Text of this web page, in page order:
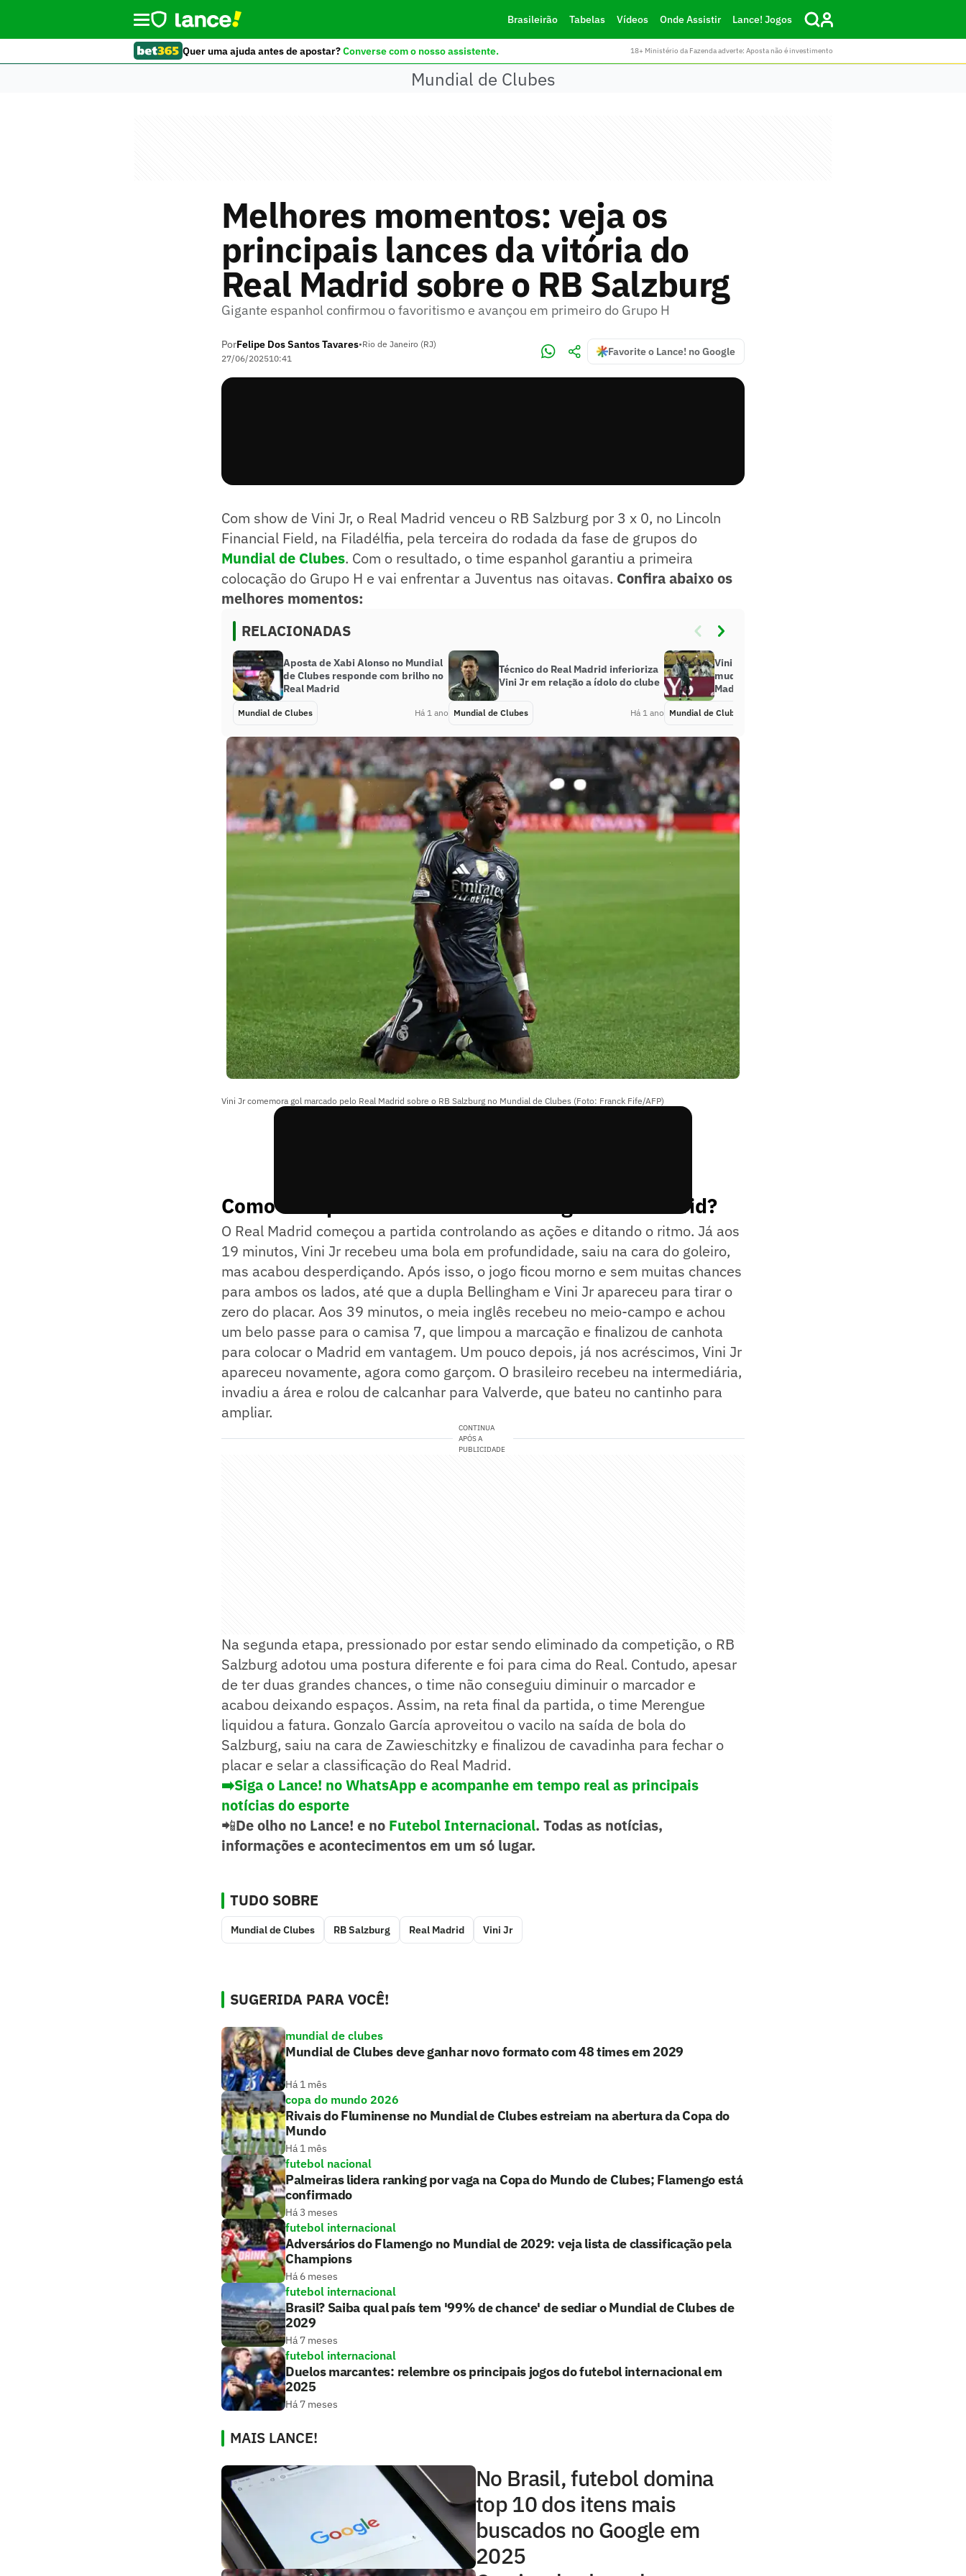
Brasileirão Tabelas Vídeos Onde Assistir Lance! Jogos
Quer uma ajuda antes de apostar?Converse com o nosso assistente. 18+ Ministério da Fazenda adverte: Aposta não é investimento
Mundial de Clubes
Melhores momentos: veja os
principais lances da vitória do
Real Madrid sobre o RB Salzburg
Gigante espanhol confirmou o favoritismo e avançou em primeiro do Grupo H
PorFelipe Dos Santos Tavares•Rio de Janeiro (RJ)
27/06/202510:41
Favorite o Lance! no Google
Com show de Vini Jr, o Real Madrid venceu o RB Salzburg por 3 x 0, no Lincoln
Financial Field, na Filadélfia, pela terceira do rodada da fase de grupos do
Mundial de Clubes. Com o resultado, o time espanhol garantiu a primeira
colocação do Grupo H e vai enfrentar a Juventus nas oitavas. Confira abaixo os
melhores momentos:
RELACIONADAS
Aposta de Xabi Alonso no Mundial
de Clubes responde com brilho no
Real Madrid
Mundial de Clubes Há 1 ano
Técnico do Real Madrid inferioriza
Vini Jr em relação a ídolo do clube
Mundial de Clubes Há 1 ano
Vini Jr cita Ancelotti e elogia
mudança com Xabi Alonso no Real
Madrid
Mundial de Clubes
Vini Jr comemora gol marcado pelo Real Madrid sobre o RB Salzburg no Mundial de Clubes (Foto: Franck Fife/AFP)
Como foi a partida entre RB Salzburg e Real Madrid?
O Real Madrid começou a partida controlando as ações e ditando o ritmo. Já aos
19 minutos, Vini Jr recebeu uma bola em profundidade, saiu na cara do goleiro,
mas acabou desperdiçando. Após isso, o jogo ficou morno e sem muitas chances
para ambos os lados, até que a dupla Bellingham e Vini Jr apareceu para tirar o
zero do placar. Aos 39 minutos, o meia inglês recebeu no meio-campo e achou
um belo passe para o camisa 7, que limpou a marcação e finalizou de canhota
para colocar o Madrid em vantagem. Um pouco depois, já nos acréscimos, Vini Jr
apareceu novamente, agora como garçom. O brasileiro recebeu na intermediária,
invadiu a área e rolou de calcanhar para Valverde, que bateu no cantinho para
ampliar.
CONTINUA
APÓS A
PUBLICIDADE
Na segunda etapa, pressionado por estar sendo eliminado da competição, o RB
Salzburg adotou uma postura diferente e foi para cima do Real. Contudo, apesar
de ter duas grandes chances, o time não conseguiu diminuir o marcador e
acabou deixando espaços. Assim, na reta final da partida, o time Merengue
liquidou a fatura. Gonzalo García aproveitou o vacilo na saída de bola do
Salzburg, saiu na cara de Zawieschitzky e finalizou de cavadinha para fechar o
placar e selar a classificação do Real Madrid.
➡️Siga o Lance! no WhatsApp e acompanhe em tempo real as principais
notícias do esporte
📲De olho no Lance! e no Futebol Internacional. Todas as notícias,
informações e acontecimentos em um só lugar.
TUDO SOBRE
Mundial de Clubes RB Salzburg Real Madrid Vini Jr
SUGERIDA PARA VOCÊ!
mundial de clubes
Mundial de Clubes deve ganhar novo formato com 48 times em 2029
Há 1 mês
copa do mundo 2026
Rivais do Fluminense no Mundial de Clubes estreiam na abertura da Copa do
Mundo
Há 1 mês
futebol nacional
Palmeiras lidera ranking por vaga na Copa do Mundo de Clubes; Flamengo está
confirmado
Há 3 meses
futebol internacional
Adversários do Flamengo no Mundial de 2029: veja lista de classificação pela
Champions
Há 6 meses
futebol internacional
Brasil? Saiba qual país tem '99% de chance' de sediar o Mundial de Clubes de
2029
Há 7 meses
futebol internacional
Duelos marcantes: relembre os principais jogos do futebol internacional em
2025
Há 7 meses
MAIS LANCE!
No Brasil, futebol domina
top 10 dos itens mais
buscados no Google em
2025